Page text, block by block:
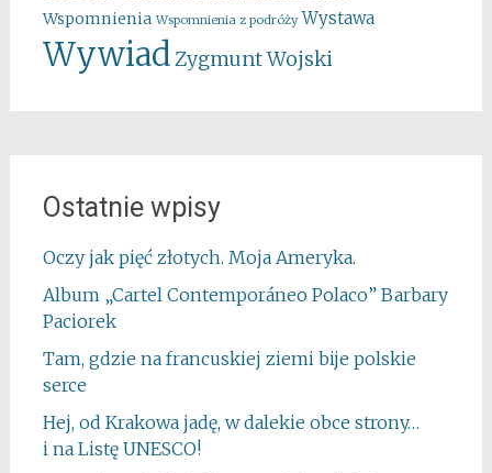
Wspomnienia Wspomnienia z podróży Wystawa
WywiadZygmunt Wojski
Ostatnie wpisy
Oczy jak pięć złotych. Moja Ameryka.
Album „Cartel Contemporáneo Polaco” Barbary
Paciorek
Tam, gdzie na francuskiej ziemi bije polskie
serce
Hej, od Krakowa jadę, w dalekie obce strony…
i na Listę UNESCO!